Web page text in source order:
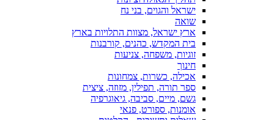
ישראל והגוים, בני נח
שואה
ארץ ישראל, מצוות התלויות בארץ
בית המקדש, כהנים, קורבנות
זוגיות, משפחה, צניעות
חינוך
אכילה, כשרות, צמחונות
ספר תורה, תפילין, מזוזה, ציצית
גשם, מיים, סביבה, גיאוגרפיה
אומנות, ספורט, פנאי